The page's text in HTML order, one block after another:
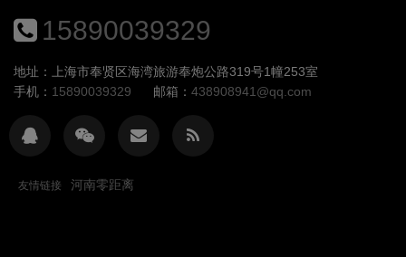
15890039329
地址：上海市奉贤区海湾旅游奉炮公路319号1幢253室
手机： 15890039329 邮箱： 438908941@qq.com
友情链接 河南零距离